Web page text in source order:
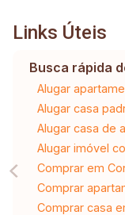
Links Úteis
Busca rápida
Alugar
Alugar casa
Alugar casa de
Alugar imóvel
Comprar em
Comprar
Comprar casa